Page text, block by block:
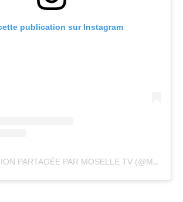
publication sur Instagram
UNE PUBLICATION PARTAGÉE PAR MOSELLE TV (@MOSELLE.TV)